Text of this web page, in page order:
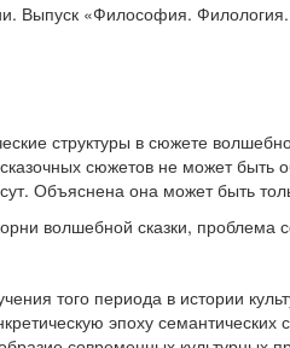
Выпуск «Философия.
структуры в сюжете
сюжетов не может
Объяснена она может быть
волшебной сказки, проблема
того периода в истории
эпоху семантических